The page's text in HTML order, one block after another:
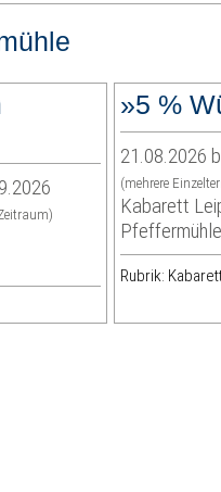
»5 %
21.08.2026
(mehrere
Kabarett
Pfeffermühle
Rubrik: